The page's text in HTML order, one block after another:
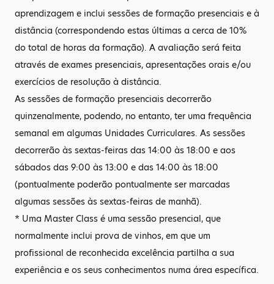
aprendizagem e inclui sessões de formação presenciais e à
distância (correspondendo estas últimas a cerca de 10%
do total de horas da formação). A avaliação será feita
através de exames presenciais, apresentações orais e/ou
exercícios de resolução à distância.
As sessões de formação presenciais decorrerão
quinzenalmente, podendo, no entanto, ter uma frequência
semanal em algumas Unidades Curriculares. As sessões
decorrerão às sextas-feiras das 14:00 às 18:00 e aos
sábados das 9:00 às 13:00 e das 14:00 às 18:00
(pontualmente poderão pontualmente ser marcadas
algumas sessões às sextas-feiras de manhã).
* Uma Master Class é uma sessão presencial, que
normalmente inclui prova de vinhos, em que um
profissional de reconhecida excelência partilha a sua
experiência e os seus conhecimentos numa área específica.